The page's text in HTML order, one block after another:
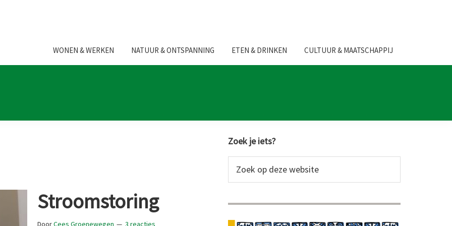
WONEN & WERKEN NATUUR & ONTSPANNING ETEN & DRINKEN CULTUUR & MAATSCHAPPIJ
Stroomstoring
DoorCees Groenewegen
3 reacties
Primaire
Sidebar
Zoek je iets?
op
website